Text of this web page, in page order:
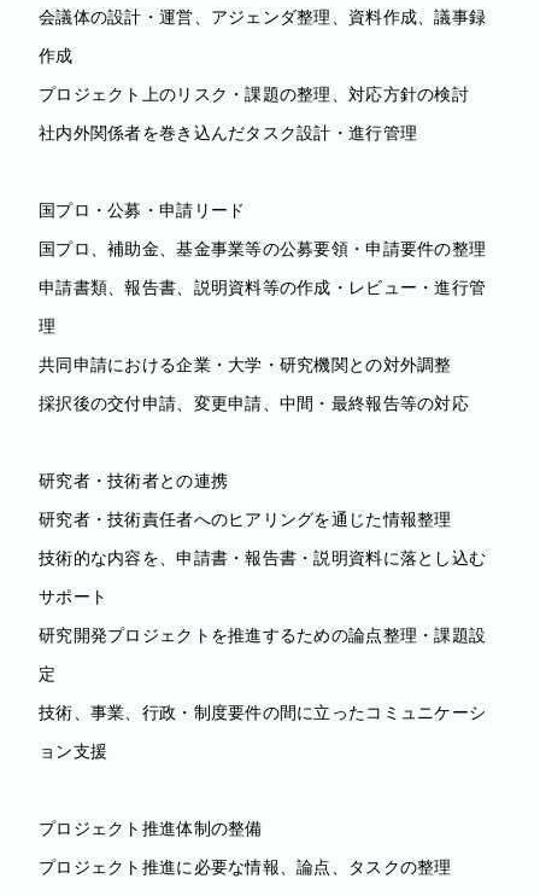
会議体の設計・運営、アジェンダ整理、資料作成、議事録
作成
プロジェクト上のリスク・課題の整理、対応方針の検討
社内外関係者を巻き込んだタスク設計・進行管理
国プロ・公募・申請リード
国プロ、補助金、基金事業等の公募要領・申請要件の整理
申請書類、報告書、説明資料等の作成・レビュー・進行管
理
共同申請における企業・大学・研究機関との対外調整
採択後の交付申請、変更申請、中間・最終報告等の対応
研究者・技術者との連携
研究者・技術責任者へのヒアリングを通じた情報整理
技術的な内容を、申請書・報告書・説明資料に落とし込む
サポート
研究開発プロジェクトを推進するための論点整理・課題設
定
技術、事業、行政・制度要件の間に立ったコミュニケーシ
ョン支援
プロジェクト推進体制の整備
プロジェクト推進に必要な情報、論点、タスクの整理